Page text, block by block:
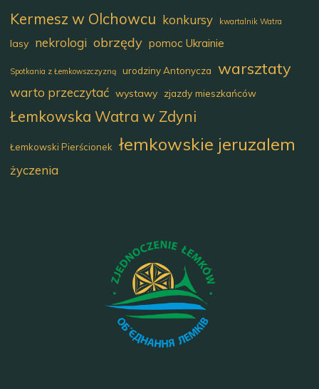
Kermesz w Olchowcu konkursy kwartalnik Watra
lasy nekrologi obrzędy pomoc Ukrainie
Spotkania z Łemkowszczyzną urodziny Antonycza warsztaty
warto przeczytać wystawy zjazdy mieszkańców
Łemkowska Watra w Zdyni
Łemkowski Pierścionek łemkowskie jeruzalem
życzenia